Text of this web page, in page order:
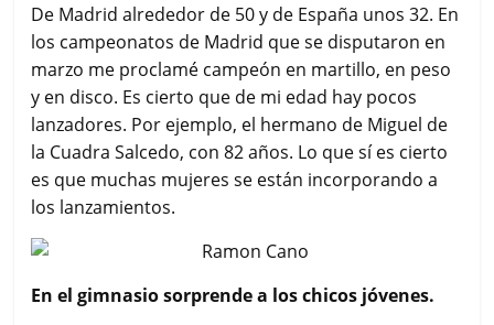
De Madrid alrededor de 50 y de España unos 32. En
los campeonatos de Madrid que se disputaron en
marzo me proclamé campeón en martillo, en peso
y en disco. Es cierto que de mi edad hay pocos
lanzadores. Por ejemplo, el hermano de Miguel de
la Cuadra Salcedo, con 82 años. Lo que sí es cierto
es que muchas mujeres se están incorporando a
los lanzamientos.
En el gimnasio sorprende a los chicos jóvenes.